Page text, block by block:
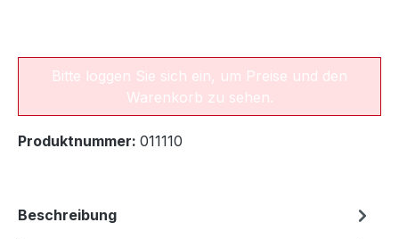
Bitte loggen Sie sich ein, um Preise und den
Warenkorb zu sehen.
Produktnummer: 011110
Beschreibung